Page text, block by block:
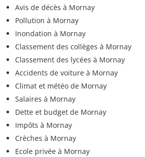
Avis de décès à Mornay
Pollution à Mornay
Inondation à Mornay
Classement des collèges à Mornay
Classement des lycées à Mornay
Accidents de voiture à Mornay
Climat et météo de Mornay
Salaires à Mornay
Dette et budget de Mornay
Impôts à Mornay
Crèches à Mornay
Ecole privée à Mornay